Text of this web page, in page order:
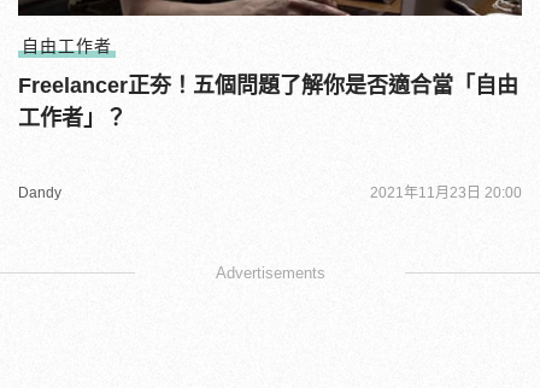
自由工作者
Freelancer正夯！五個問題了解你是否適合當「自由
工作者」？
Dandy 2021年11月23日 20:00
Advertisements